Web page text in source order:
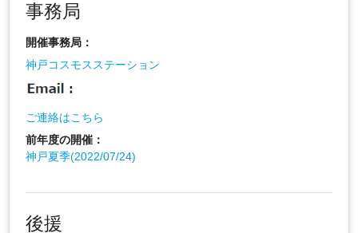
事務局
開催事務局：
神戸コスモスステーション
ご連絡はこちら
前年度の開催：
神戸夏季(2022/07/24)
後援